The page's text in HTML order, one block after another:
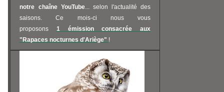
notre chaîne YouTube ... selon l'actualité des
saisons. Ce mois-ci nous vous
proposons 1 émission consacrée aux
"Rapaces nocturnes d'Ariège" !